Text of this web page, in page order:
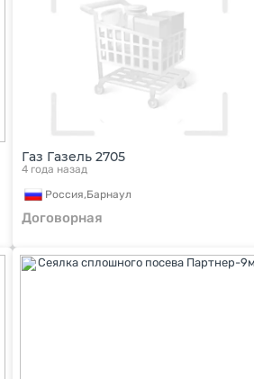
Газ Газель 2705
4 года назад
Россия,Барнаул
Договорная